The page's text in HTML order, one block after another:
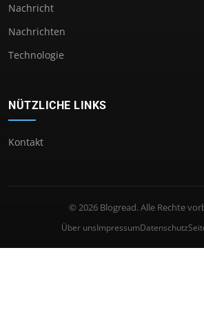
Nachricht
Nachrichten
Technologie
NÜTZLICHE LINKS
Kontakt
© 2026 Blogread. Alle Rechte
Über unsImpressumDatenschutz